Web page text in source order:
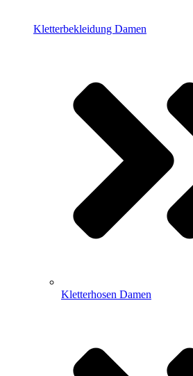
Kletterbekleidung Damen
Kletterhosen Damen